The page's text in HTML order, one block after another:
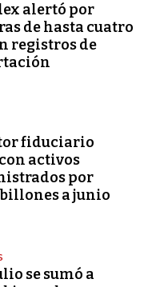
alertó por
de hasta cuatro
registros de
fiduciario
activos
por
billones a junio
se sumó a